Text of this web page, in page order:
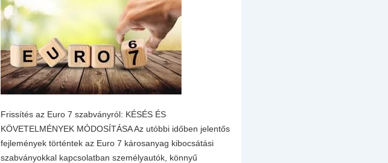
Frissítés az Euro 7 szabványról: KÉSÉS ÉS
KÖVETELMÉNYEK MÓDOSÍTÁSA Az utóbbi időben jelentős
fejlemények történtek az Euro 7 károsanyag kibocsátási
szabványokkal kapcsolatban személyautók, könnyű